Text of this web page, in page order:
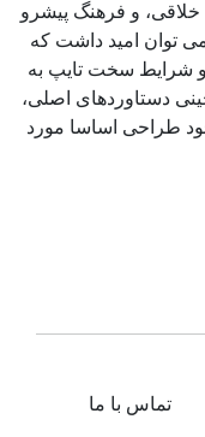
و فرهنگ پیشرو
توان امید داشت که
و شرایط سخت تایپ به
دستاوردهای اصلی،
طراحی اساسا مورد
تماس با ما